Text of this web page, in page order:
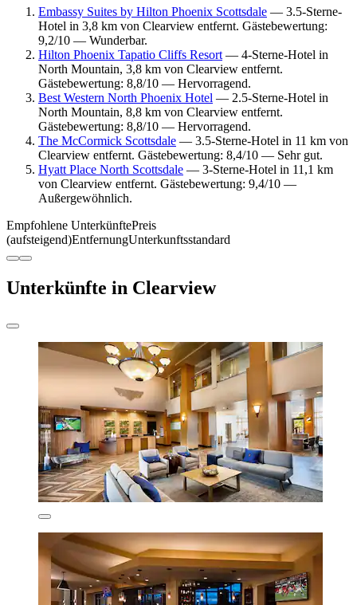
Embassy Suites by Hilton Phoenix Scottsdale — 3.5-Sterne-
Hotel in 3,8 km von Clearview entfernt. Gästebewertung:
9,2/10 — Wunderbar.
Hilton Phoenix Tapatio Cliffs Resort — 4-Sterne-Hotel in
North Mountain, 3,8 km von Clearview entfernt.
Gästebewertung: 8,8/10 — Hervorragend.
Best Western North Phoenix Hotel — 2.5-Sterne-Hotel in
North Mountain, 8,8 km von Clearview entfernt.
Gästebewertung: 8,8/10 — Hervorragend.
The McCormick Scottsdale — 3.5-Sterne-Hotel in 11 km von
Clearview entfernt. Gästebewertung: 8,4/10 — Sehr gut.
Hyatt Place North Scottsdale — 3-Sterne-Hotel in 11,1 km
von Clearview entfernt. Gästebewertung: 9,4/10 —
Außergewöhnlich.
Empfohlene UnterkünftePreis
(aufsteigend)EntfernungUnterkunftsstandard
Unterkünfte in Clearview